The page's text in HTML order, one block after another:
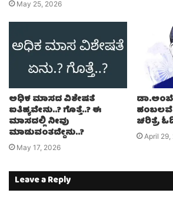
May 25, 2026
ಅಧಿಕ ಮಾಸದ ವಿಶೇಷತೆ
ಐತಿಹ್ಯವೇನು..? ಗೊತ್ತೆ..? ಈ
ಮಾಸದಲ್ಲಿ ನೀವು
ಮಾಡುವಂತದ್ದೇನು..?
May 17, 2026
ಚರಿತ್ರೆ
April 29,
Leave a Reply